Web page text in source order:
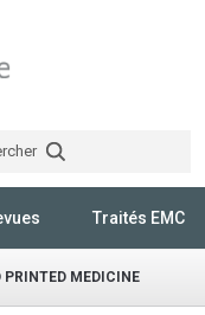
Traités EMC
MEDICINE